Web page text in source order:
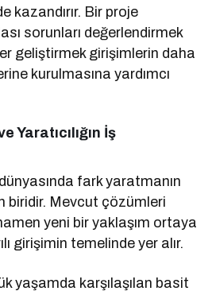
kazandırır. Bir proje
sorunları değerlendirmek
geliştirmek girişimlerin daha
kurulmasına yardımcı
Yaratıcılığın İş
fark yaratmanın
biridir. Mevcut çözümleri
yeni bir yaklaşım ortaya
girişimin temelinde yer alır.
yaşamda karşılaşılan basit